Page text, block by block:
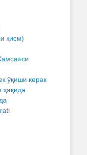
қисм)
ўқиши керак